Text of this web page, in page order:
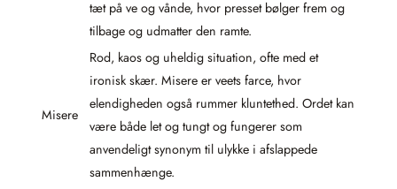
tæt på ve og vånde, hvor presset bølger frem og
tilbage og udmatter den ramte.
Misere
Rod, kaos og uheldig situation, ofte med et
ironisk skær. Misere er veets farce, hvor
elendigheden også rummer kluntethed. Ordet kan
være både let og tungt og fungerer som
anvendeligt synonym til ulykke i afslappede
sammenhænge.